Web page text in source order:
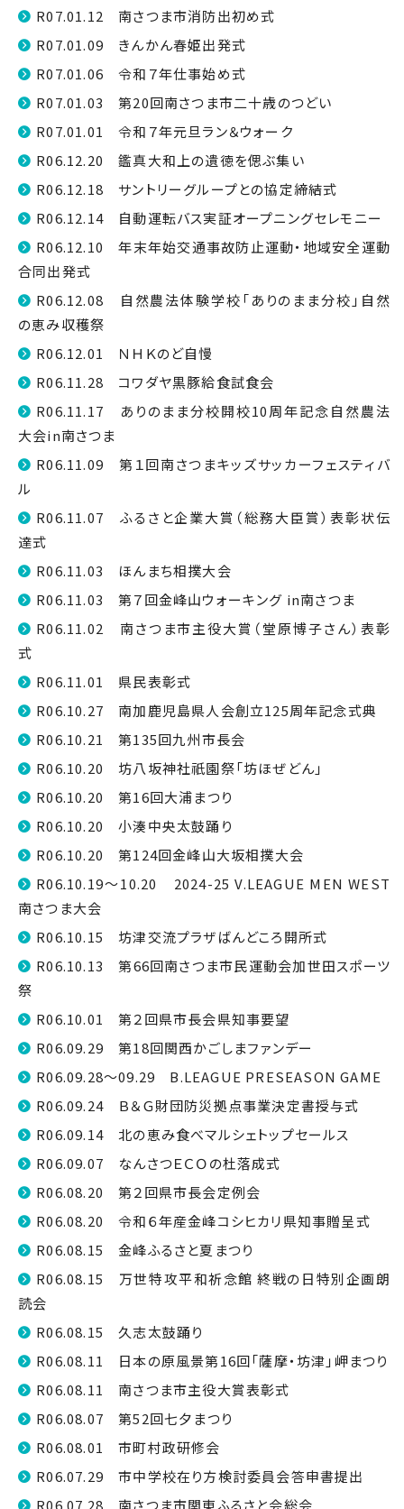
R07.01.12 南さつま市消防出初め式
R07.01.09 きんかん春姫出発式
R07.01.06 令和７年仕事始め式
R07.01.03 第20回南さつま市二十歳のつどい
R07.01.01 令和７年元旦ラン＆ウォーク
R06.12.20 鑑真大和上の遺徳を偲ぶ集い
R06.12.18 サントリーグループとの協定締結式
R06.12.14 自動運転バス実証オープニングセレモニー
R06.12.10 年末年始交通事故防止運動・地域安全運動
合同出発式
R06.12.08 自然農法体験学校「ありのまま分校」自然
の恵み収穫祭
R06.12.01 ＮＨＫのど自慢
R06.11.28 コワダヤ黒豚給食試食会
R06.11.17 ありのまま分校開校10周年記念自然農法
大会in南さつま
R06.11.09 第１回南さつまキッズサッカーフェスティバ
ル
R06.11.07 ふるさと企業大賞（総務大臣賞）表彰状伝
達式
R06.11.03 ほんまち相撲大会
R06.11.03 第７回金峰山ウォーキング in南さつま
R06.11.02 南さつま市主役大賞（堂原博子さん）表彰
式
R06.11.01 県民表彰式
R06.10.27 南加鹿児島県人会創立125周年記念式典
R06.10.21 第135回九州市長会
R06.10.20 坊八坂神社祇園祭「坊ほぜどん」
R06.10.20 第16回大浦まつり
R06.10.20 小湊中央太鼓踊り
R06.10.20 第124回金峰山大坂相撲大会
R06.10.19～10.20 2024-25 V.LEAGUE MEN WEST
南さつま大会
R06.10.15 坊津交流プラザばんどころ開所式
R06.10.13 第66回南さつま市民運動会加世田スポーツ
祭
R06.10.01 第２回県市長会県知事要望
R06.09.29 第18回関西かごしまファンデー
R06.09.28～09.29 B.LEAGUE PRESEASON GAME
R06.09.24 Ｂ＆Ｇ財団防災拠点事業決定書授与式
R06.09.14 北の恵み食べマルシェトップセールス
R06.09.07 なんさつＥＣＯの杜落成式
R06.08.20 第２回県市長会定例会
R06.08.20 令和６年産金峰コシヒカリ県知事贈呈式
R06.08.15 金峰ふるさと夏まつり
R06.08.15 万世特攻平和祈念館 終戦の日特別企画朗
読会
R06.08.15 久志太鼓踊り
R06.08.11 日本の原風景第16回「薩摩・坊津」岬まつり
R06.08.11 南さつま市主役大賞表彰式
R06.08.07 第52回七夕まつり
R06.08.01 市町村政研修会
R06.07.29 市中学校在り方検討委員会答申書提出
R06.07.28 南さつま市関東ふるさと会総会